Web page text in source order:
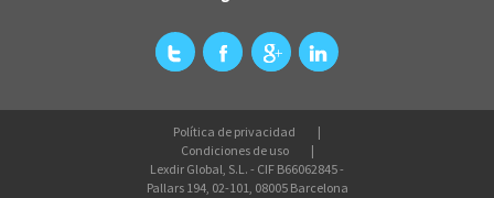
Política de privacidad
Condiciones de uso
Lexdir Global, S.L. - CIF B66062845 -
Pallars 194, 02-101, 08005 Barcelona